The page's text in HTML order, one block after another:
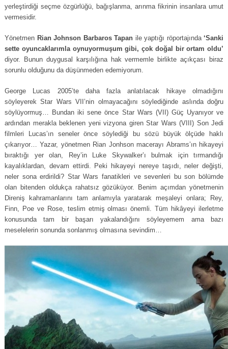
yerleştirdiği seçme özgürlüğü, bağışlanma, arınma fikrinin insanlara umut
vermesidir.
Yönetmen Rian Johnson Barbaros Tapan ile yaptığı röportajında ‘Sanki
sette oyuncaklarımla oynuyormuşum gibi, çok doğal bir ortam oldu’
diyor. Bunun duygusal karşılığına hak vermemle birlikte açıkçası biraz
sorunlu olduğunu da düşünmeden edemiyorum.
George Lucas 2005’te daha fazla anlatılacak hikaye olmadığını
söyleyerek Star Wars VII’nin olmayacağını söylediğinde aslında doğru
söylüyormuş… Bundan iki sene önce Star Wars (VII) Güç Uyanıyor ve
ardından merakla beklenen yeni vizyona giren Star Wars (VIII) Son Jedi
filmleri Lucas’ın seneler önce söylediği bu sözü büyük ölçüde haklı
çıkarıyor… Yazar, yönetmen Rian Jonhson macerayı Abrams’ın hikayeyi
bıraktığı yer olan, Rey’in Luke Skywalker’ı bulmak için tırmandığı
kayalıklardan, devam ettirdi. Peki hikayeyi nereye taşıdı, neler değişti,
neler sona erdirildi? Star Wars fanatikleri ve sevenleri bu son bölümde
olan bitenden oldukça rahatsız gözüküyor. Benim açımdan yönetmenin
Direniş kahramanlarını tam anlamıyla yaratarak meşaleyi onlara; Rey,
Finn, Poe ve Rose, teslim etmiş olması önemli. Tüm hikâyeyi ilerletme
konusunda tam bir başarı yakalandığını söyleyemem ama bazı
meselelerin sonunda sonlanmış olmasına sevindim…